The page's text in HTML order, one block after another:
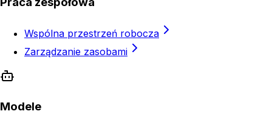
Wspólna przestrzeń robocza
Zarządzanie zasobami
Modele